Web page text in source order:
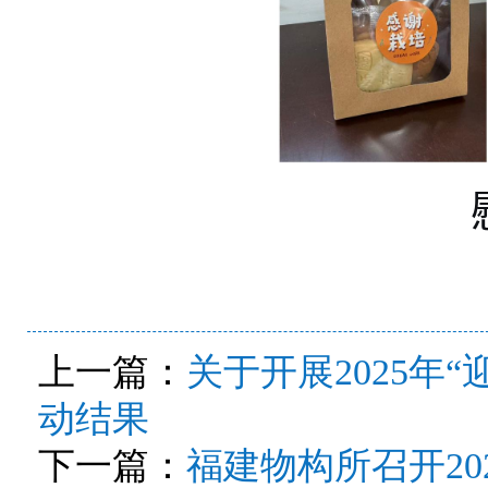
上一篇： 关于开展2025年“
动结果
下一篇： 福建物构所召开